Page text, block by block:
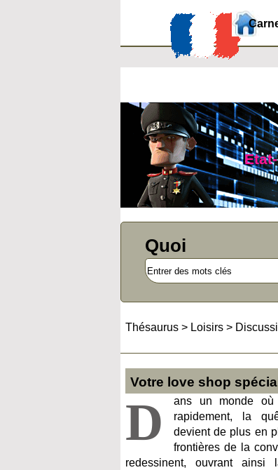
Quoi
Thésaurus > Loisirs >
Votre love shop
D
ans un monde où
rapidement, la
devient de plus en
frontières de la
redessinent, ouvrant